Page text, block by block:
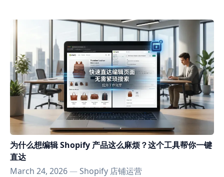
为什么想编辑 Shopify 产品这么麻烦？这个工具帮你一键
直达
March 24, 2026—Shopify 店铺运营